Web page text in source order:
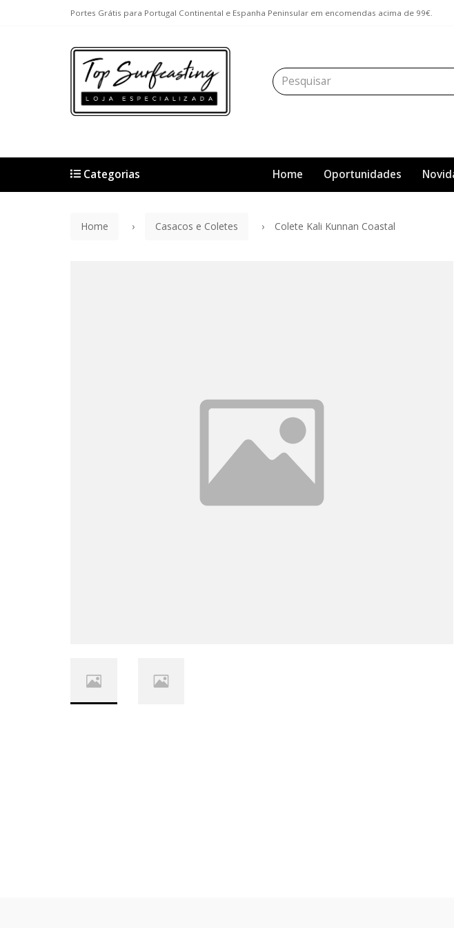
Portes Grátis para Portugal Continental e Espanha Peninsular em encomendas acima de 99€.
Home Oportunidades
Categorias
Home Casacos e Coletes Colete Kali Kunnan Coastal